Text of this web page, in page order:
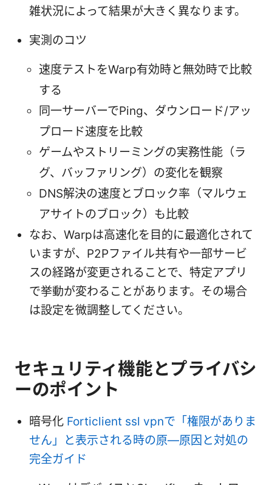
雑状況によって結果が大きく異なります。
実測のコツ
速度テストをWarp有効時と無効時で比較
する
同一サーバーでPing、ダウンロード/アッ
プロード速度を比較
ゲームやストリーミングの実務性能（ラ
グ、バッファリング）の変化を観察
DNS解決の速度とブロック率（マルウェ
アサイトのブロック）も比較
なお、Warpは高速化を目的に最適化されて
いますが、P2Pファイル共有や一部サービ
スの経路が変更されることで、特定アプリ
で挙動が変わることがあります。その場合
は設定を微調整してください。
セキュリティ機能とプライバシ
ーのポイント
暗号化 Forticlient ssl vpnで「権限がありま
せん」と表示される時の原—原因と対処の
完全ガイド